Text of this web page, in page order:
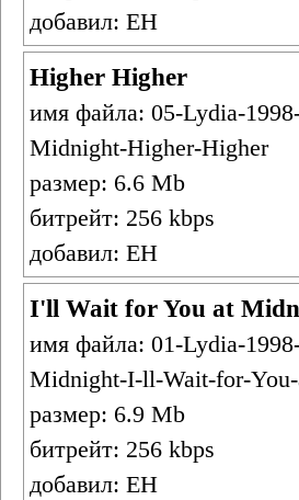
добавил: ЕН
Higher Higher
имя файла: 05-Lydia-
Midnight-Higher-Higher
размер: 6.6 Mb
битрейт: 256 kbps
добавил: ЕН
I'll Wait for You at
имя файла: 01-Lydia-
Midnight-I-ll-Wait-for-
размер: 6.9 Mb
битрейт: 256 kbps
добавил: ЕН